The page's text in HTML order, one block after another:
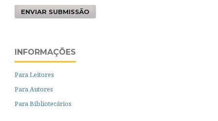
ENVIAR SUBMISSÃO
INFORMAÇÕES
Para Leitores
Para Autores
Para Bibliotecários